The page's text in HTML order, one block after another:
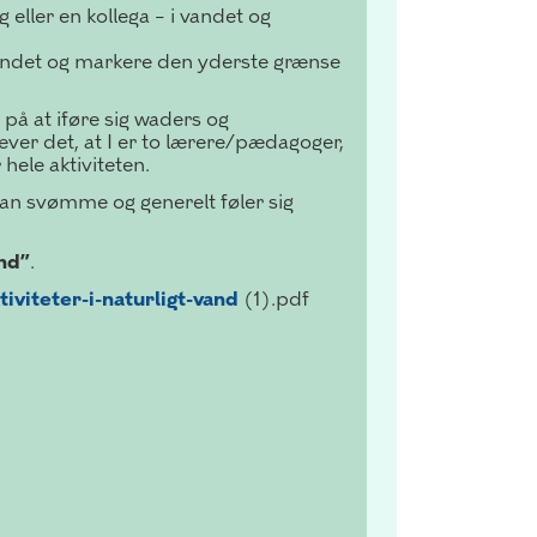
en kollega – i vandet og
og markere den yderste grænse
at iføre sig waders og
det, at I er to lærere/pædagoger,
aktiviteten.
svømme og generelt føler sig
.
i-naturligt-vand (1).pdf